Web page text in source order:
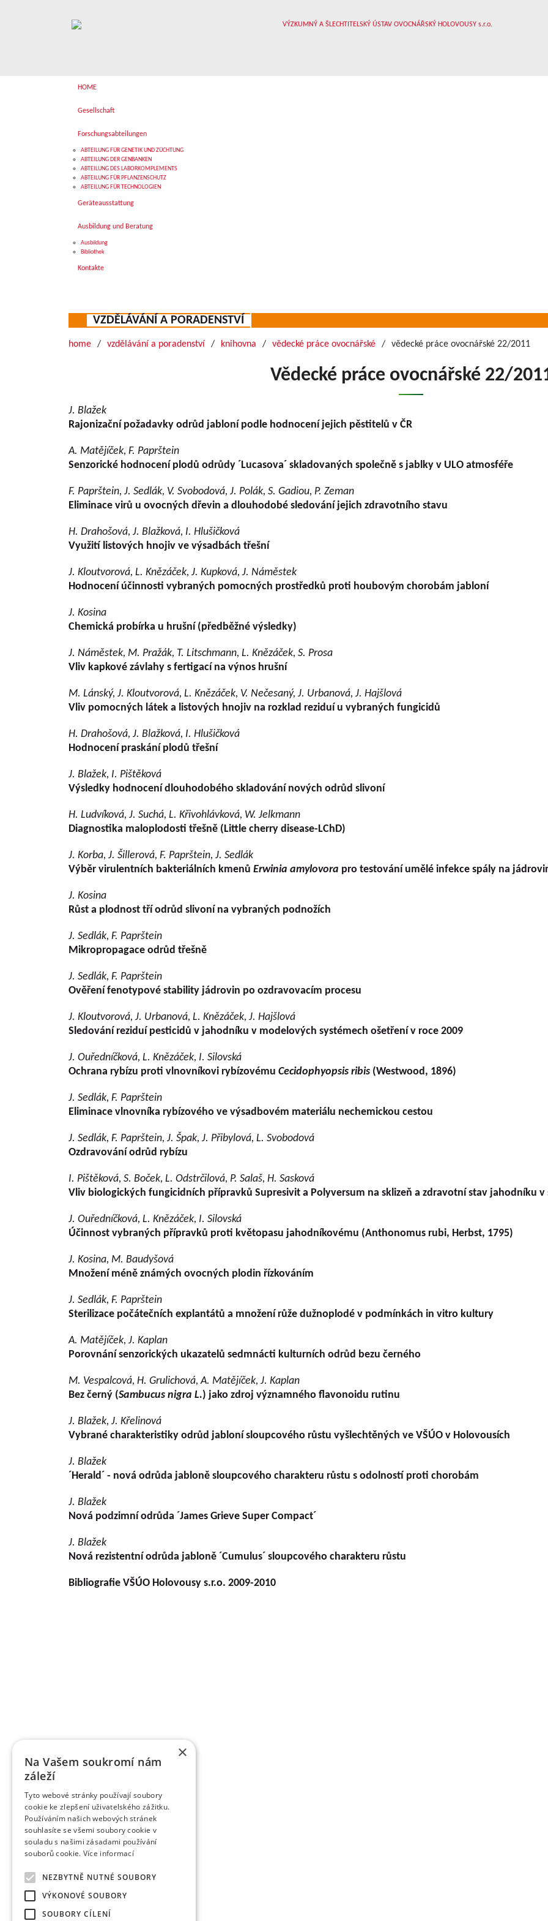
HOME
Gesellschaft
Forschungsabteilungen
ABTEILUNG FÜR GENETIK UND ZÜCHTUNG
ABTEILUNG DER GENBANKEN
ABTEILUNG DES LABORKOMPLEMENTS
ABTEILUNG FÜR PFLANZENSCHUTZ
ABTEILUNG FÜR TECHNOLOGIEN
Geräteausstattung
Ausbildung und Beratung
Ausbildung
Bibliothek
Kontakte
VZDĚLÁVÁNÍ A PORADENSTVÍ
home vzdělávání a poradenství knihovna vědecké práce ovocnářské vědecké práce ovocnářské 22/2011
Vědecké práce ovocnářské 22/
J. Blažek
Rajonizační požadavky odrůd jabloní podle hodnocení jejich pěstitelů v ČR
A. Matějíček, F. Paprštein
Senzorické hodnocení plodů odrůdy ´Lucasova´ skladovaných společně s jablky v ULO atmosféře
F. Paprštein, J. Sedlák, V. Svobodová, J. Polák, S. Gadiou, P. Zeman
Eliminace virů u ovocných dřevin a dlouhodobé sledování jejich zdravotního stavu
H. Drahošová, J. Blažková, I. Hlušičková
Využití listových hnojiv ve výsadbách třešní
J. Kloutvorová, L. Knězáček, J. Kupková, J. Náměstek
Hodnocení účinnosti vybraných pomocných prostředků proti houbovým chorobám jabloní
J. Kosina
Chemická probírka u hrušní (předběžné výsledky)
J. Náměstek, M. Pražák, T. Litschmann, L. Knězáček, S. Prosa
Vliv kapkové závlahy s fertigací na výnos hrušní
M. Lánský, J. Kloutvorová, L. Knězáček, V. Nečesaný, J. Urbanová, J. Hajšlová
Vliv pomocných látek a listových hnojiv na rozklad reziduí u vybraných fungicidů
H. Drahošová, J. Blažková, I. Hlušičková
Hodnocení praskání plodů třešní
J. Blažek, I. Pištěková
Výsledky hodnocení dlouhodobého skladování nových odrůd slivoní
H. Ludvíková, J. Suchá, L. Křivohlávková, W. Jelkmann
Diagnostika maloplodosti třešně (Little cherry disease-LChD)
J. Korba, J. Šillerová, F. Paprštein, J. Sedlák
Výběr virulentních bakteriálních kmenů Erwinia amylovora pro testování umělé infekce spály na
J. Kosina
Růst a plodnost tří odrůd slivoní na vybraných podnožích
J. Sedlák, F. Paprštein
Mikropropagace odrůd třešně
J. Sedlák, F. Paprštein
Ověření fenotypové stability jádrovin po ozdravovacím procesu
J. Kloutvorová, J. Urbanová, L. Knězáček, J. Hajšlová
Sledování reziduí pesticidů v jahodníku v modelových systémech ošetření v roce 2009
J. Ouředníčková, L. Knězáček, I. Silovská
Ochrana rybízu proti vlnovníkovi rybízovému Cecidophyopsis ribis (Westwood, 1896)
J. Sedlák, F. Paprštein
Eliminace vlnovníka rybízového ve výsadbovém materiálu nechemickou cestou
J. Sedlák, F. Paprštein, J. Špak, J. Přibylová, L. Svobodová
Ozdravování odrůd rybízu
I. Pištěková, S. Boček, L. Odstrčilová, P. Salaš, H. Sasková
Vliv biologických fungicidních přípravků Supresivit a Polyversum na sklizeň a zdravotní stav jahodníku
J. Ouředníčková, L. Knězáček, I. Silovská
Účinnost vybraných přípravků proti květopasu jahodníkovému (Anthonomus rubi, Herbst, 1795)
J. Kosina, M. Baudyšová
Množení méně známých ovocných plodin řízkováním
J. Sedlák, F. Paprštein
Sterilizace počátečních explantátů a množení růže dužnoplodé v podmínkách in vitro kultury
A. Matějíček, J. Kaplan
Porovnání senzorických ukazatelů sedmnácti kulturních odrůd bezu černého
M. Vespalcová, H. Grulichová, A. Matějíček, J. Kaplan
Bez černý (Sambucus nigra L.) jako zdroj významného flavonoidu rutinu
J. Blažek, J. Křelinová
Vybrané charakteristiky odrůd jabloní sloupcového růstu vyšlechtěných ve VŠÚO v Holovousích
J. Blažek
´Herald´ - nová odrůda jabloně sloupcového charakteru růstu s odolností proti chorobám
J. Blažek
Nová podzimní odrůda ´James Grieve Super Compact´
J. Blažek
Nová rezistentní odrůda jabloně ´Cumulus´ sloupcového charakteru růstu
Bibliografie VŠÚO Holovousy s.r.o. 2009-2010
Ergebnisbewertungsmethodik einer Forschungsorganisation definiert und in den
Informationsregister der Ergebnisse übergeben werden. Es handelt sich sowohl um Ergebnisse
des Veröffentlichungscharakters als auch um anwendbare Ergebnisse. Die Forschungs- und
verlegt die Organisation die Zeitschrift Vědecké práce ovocnářské (Wissenschaftliche
Obstbauarbeiten). Die Zeitschrift veröffentlicht die originalen wissenschaftlichen Arbeiten auf
dem Gebiet des Obstbaus. Sie ist eine rezensierte Zeitschrift, eingetragen in der Liste der
rezensierten Non-Impact-Zeitschriften (Periodiken), die in der Tschechischen Republik verlegt
werden. Sie wird in CA B Abstracts/Horticultural Science Abstracts, Plant Breeding Abstracts,
Zu den erfolgreich vermarkten Ergebnissen gehören rechtlich geschützte Sorten, bis jetzt
das Registrierungsverfahren durch. Eine Reihe von Sorten hat den Rechtschutz in der
Tschechischen Republik und nachfolgend auch in der Europäischen Union bekommen. Besonders
×
Na Vašem soukromí nám
záleží
Tyto webové stránky používají soubory
cookie ke zlepšení uživatelského zážitku.
Používáním našich webových stránek
souhlasíte se všemi soubory cookie v
souladu s našimi zásadami používání
souborů cookie. Více informací
NEZBYTNĚ NUTNÉ SOUBORY
VÝKONOVÉ SOUBORY
SOUBORY CÍLENÍ